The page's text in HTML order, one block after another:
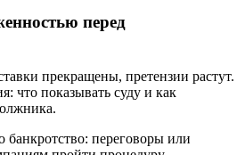
перед
прекращены, претензии растут.
что показывать суду и как